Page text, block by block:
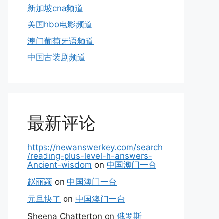
新加坡cna频道
美国hbo电影频道
澳门葡萄牙语频道
中国古装剧频道
最新评论
https://newanswerkey.com/search
/reading-plus-level-h-answers-
Ancient-wisdom on 中国澳门一台
赵丽颖 on 中国澳门一台
元旦快了 on 中国澳门一台
Sheena Chatterton on 俄罗斯